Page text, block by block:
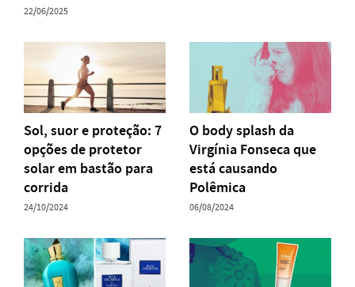
22/06/2025
Sol, suor e proteção: 7
opções de protetor
solar em bastão para
corrida
24/10/2024
O body splash da
Virgínia Fonseca que
está causando
Polêmica
06/08/2024